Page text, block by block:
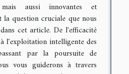
mais aussi innovantes et
la question cruciale que nous
cet article. De l'efficacité
l'exploitation intelligente des
par la poursuite de
vous guiderons à travers